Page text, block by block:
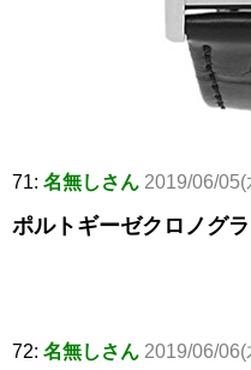
71: 名無しさん 2019/06/
ポルトギーゼクロノグ
72: 名無しさん 2019/06/